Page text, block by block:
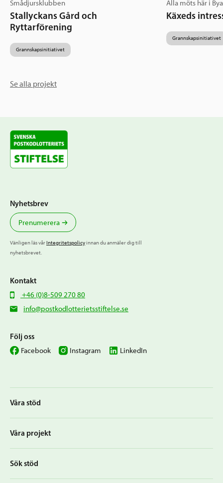
Smådjursklubben
Stallyckans Gård och
Ryttarförening
Grannskapsinitiativet
Alla möts här i
Käxeds
Grannskapsinitiativet
Se alla projekt
Våra stöd
Våra projekt
Sök stöd
Nyhetsbrev
Prenumerera
Vänligen läs vårIntegritetspolicyinnan du anmäler dig till
nyhetsbrevet.
Kontakt
+46 (0)8-509 270 80
info@postkodlotterietsstiftelse.se
Följ oss
Facebook Instagram LinkedIn